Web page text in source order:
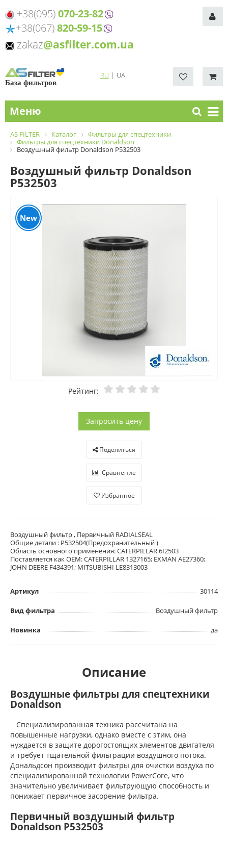
+38(095)070-23-82
+38(067)820-59-15
zakaz@asfilter.com.ua
База фильтров
RU| UA
Меню
AS FILTER Каталог
Фильтры для спецтехники
Фильтры для спецтехники Donaldson
Воздушный фильтр Donaldson P532503
Воздушный фильтр Donaldson
P532503
New
Рейтинг:
Запросить цену
Поделиться
Сравнение
Избранное
Воздушный фильтр , Первичный RADIALSEAL
Общие детали : P532504(Предохранительный )
Область основного применения: CATERPILLAR 6I2503
Поставляется как OEM: CATERPILLAR 1327165; EXMAN AE27360;
JOHN DEERE F434391; MITSUBISHI LE8313003
Артикул 30114
Вид фильтра Воздушный фильтр
Новинка да
Описание
Воздушные фильтры для спецтехники
Donaldson
Специализированная техника рассчитана на
повышенные нагрузки, однако вместе с этим, она
нуждается в защите дорогостоящих элементов двигателя
и требует тщательной фильтрации воздушного потока.
Дональдсон производит фильтры для очистки воздуха по
специализированной технологии PowerCore, что
значительно увеличивает фильтрующую способность и
понижает первичное засорение фильтра.
Первичный воздушный фильтр
Donaldson P532503